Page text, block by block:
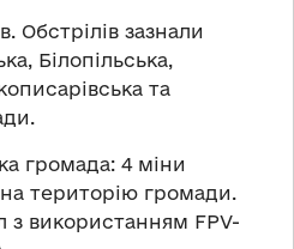
Обстрілів зазнали
Білопільська,
та
громада: 4 міни
територію громади.
з використанням FPV-